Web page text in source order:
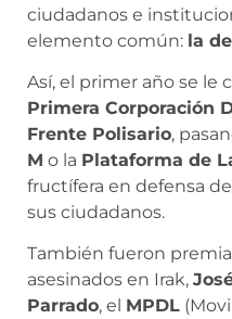
ciudadanos e
elemento común: la
Así, el primer año se le
Primera Corporación
Frente Polisario,
M o la Plataforma de
fructífera en defensa
sus ciudadanos.
También fueron
asesinados en Irak,
Parrado, el MPDL